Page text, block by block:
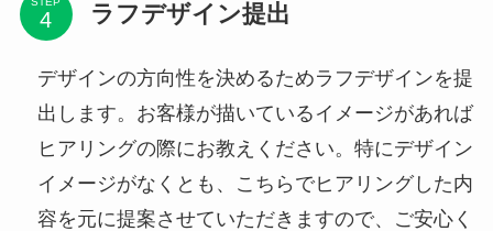
ラフデザイン提出
デザインの方向性を決めるためラフデザインを提
出します。お客様が描いているイメージがあれば
ヒアリングの際にお教えください。特にデザイン
イメージがなくとも、こちらでヒアリングした内
容を元に提案させていただきますので、ご安心く